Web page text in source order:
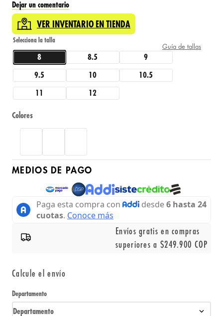
5. gorras
Dejar un comentario
VER INVENTARIO EN TIENDA
Guía de tallas
8 8.5 9
9.5 10 10.5
11 12
Colores
MEDIOS DE PAGO
Envíos gratis en compras
superiores a $249.900 COP
Calcule el envío
Departamento
Departamento